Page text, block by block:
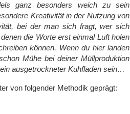
ganz besonders weich zu sein
Kreativität in der Nutzung von
bei der man sich fragt, wer sich
die Worte erst einmal Luft holen
können. Wenn du hier landen
Mühe bei deiner Müllproduktion
ausgetrockneter Kuhfladen sein…
von folgender Methodik geprägt: